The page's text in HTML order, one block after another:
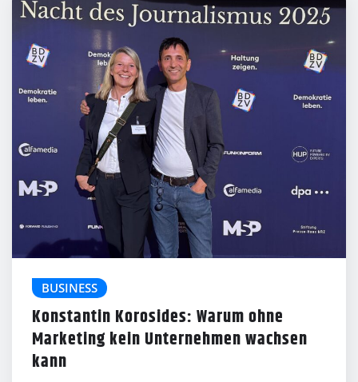
BUSINESS
Konstantin Korosides: Warum ohne
Marketing kein Unternehmen wachsen
kann